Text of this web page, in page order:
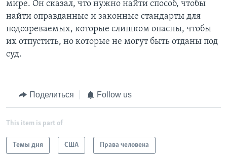
мире. Он сказал, что нужно найти способ, чтобы
найти оправданные и законные стандарты для
подозреваемых, которые слишком опасны, чтобы
их отпустить, но которые не могут быть отданы под
суд.
Поделиться Follow us
This item is part of
Темы дня США Права человека